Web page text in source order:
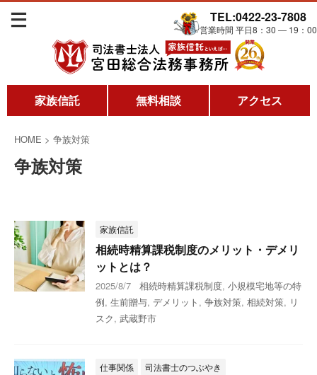
TEL:0422-23-7808
営業時間 平日8：30 ― 19：00
家族信託 無料相談 アクセス
HOME > 争族対策
争族対策
家族信託
相続時精算課税制度のメリット・デメリ
ットとは？
2025/8/7 相続時精算課税制度, 小規模宅地等の特
例, 生前贈与, デメリット , 争族対策, 相続対策, リ
スク, 武蔵野市
仕事関係 司法書士のつぶやき